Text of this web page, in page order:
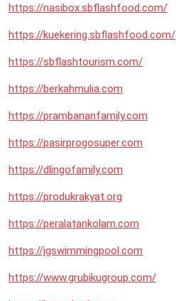
https://nasibox.sbflashfood.com/
https://kuekering.sbflashfood.com/
https://sbflashtourism.com/
https://berkahmulia.com
https://prambananfamily.com
https://pasirprogosuper.com
https://dlingofamily.com
https://produkrakyat.org
https://peralatankolam.com
https://jgswimmingpool.com
https://www.grubikugroup.com/